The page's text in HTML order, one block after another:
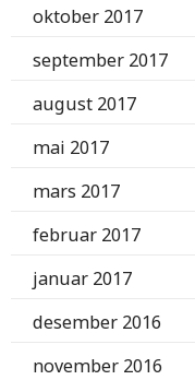
oktober 2017
september 2017
august 2017
mai 2017
mars 2017
februar 2017
januar 2017
desember 2016
november 2016